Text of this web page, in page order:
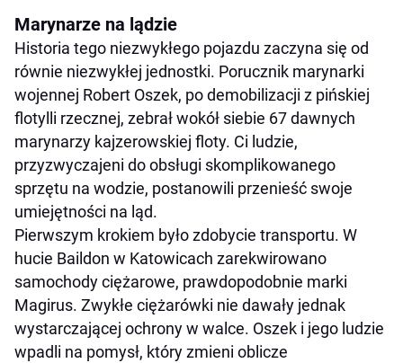
Marynarze na lądzie
Historia tego niezwykłego pojazdu zaczyna się od
równie niezwykłej jednostki. Porucznik marynarki
wojennej Robert Oszek, po demobilizacji z pińskiej
flotylli rzecznej, zebrał wokół siebie 67 dawnych
marynarzy kajzerowskiej floty. Ci ludzie,
przyzwyczajeni do obsługi skomplikowanego
sprzętu na wodzie, postanowili przenieść swoje
umiejętności na ląd.
Pierwszym krokiem było zdobycie transportu. W
hucie Baildon w Katowicach zarekwirowano
samochody ciężarowe, prawdopodobnie marki
Magirus. Zwykłe ciężarówki nie dawały jednak
wystarczającej ochrony w walce. Oszek i jego ludzie
wpadli na pomysł, który zmieni oblicze